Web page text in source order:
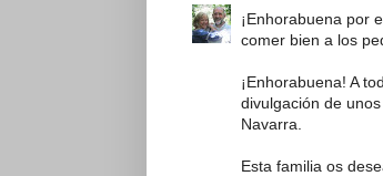
¡Enhorabuena por
comer bien a los
¡Enhorabuena! A
divulgación de
Navarra.
Esta familia os